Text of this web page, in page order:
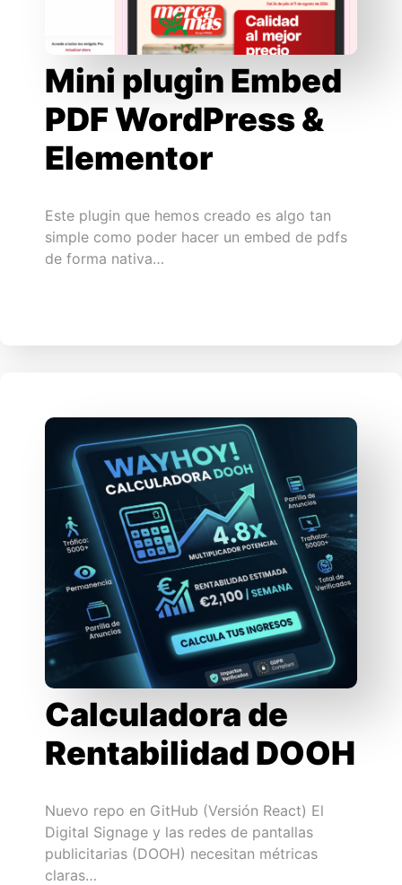
Mini plugin Embed
PDF WordPress &
Elementor
Este plugin que hemos creado es algo tan
simple como poder hacer un embed de pdfs
de forma nativa…
Calculadora de
Rentabilidad DOOH
Nuevo repo en GitHub (Versión React) El
Digital Signage y las redes de pantallas
publicitarias (DOOH) necesitan métricas
claras…